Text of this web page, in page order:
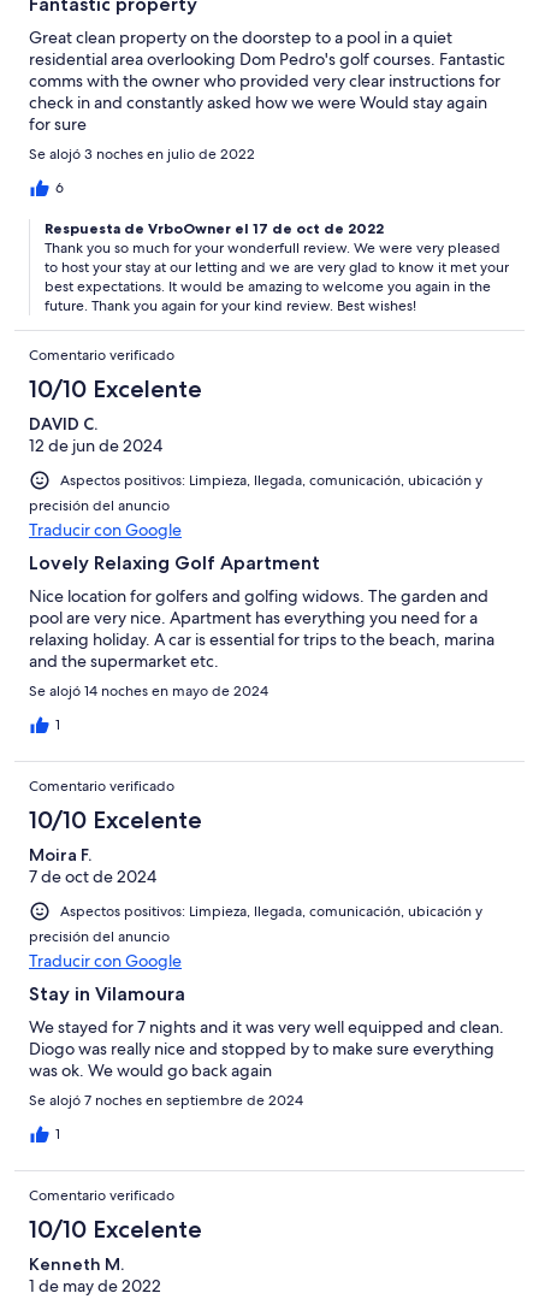
Great clean property on the doorstep to a pool in a quiet
residential area overlooking Dom Pedro's golf courses. Fantastic
comms with the owner who provided very clear instructions for
check in and constantly asked how we were Would stay again
for sure
Se alojó 3 noches en julio de 2022
6
Respuesta de VrboOwner el 17 de oct de 2022
Thank you so much for your wonderfull review. We were very pleased
to host your stay at our letting and we are very glad to know it met your
best expectations. It would be amazing to welcome you again in the
future. Thank you again for your kind review. Best wishes!
Comentario verificado
10/10 Excelente
DAVID C.
12 de jun de 2024
Aspectos positivos: Limpieza, llegada, comunicación, ubicación y
precisión del anuncio
Traducir con Google
Lovely Relaxing Golf Apartment
Nice location for golfers and golfing widows. The garden and
pool are very nice. Apartment has everything you need for a
relaxing holiday. A car is essential for trips to the beach, marina
and the supermarket etc.
Se alojó 14 noches en mayo de 2024
1
Comentario verificado
10/10 Excelente
Moira F.
7 de oct de 2024
Aspectos positivos: Limpieza, llegada, comunicación, ubicación y
precisión del anuncio
Traducir con Google
Stay in Vilamoura
We stayed for 7 nights and it was very well equipped and clean.
Diogo was really nice and stopped by to make sure everything
was ok. We would go back again
Se alojó 7 noches en septiembre de 2024
1
Comentario verificado
10/10 Excelente
Kenneth M.
1 de may de 2022